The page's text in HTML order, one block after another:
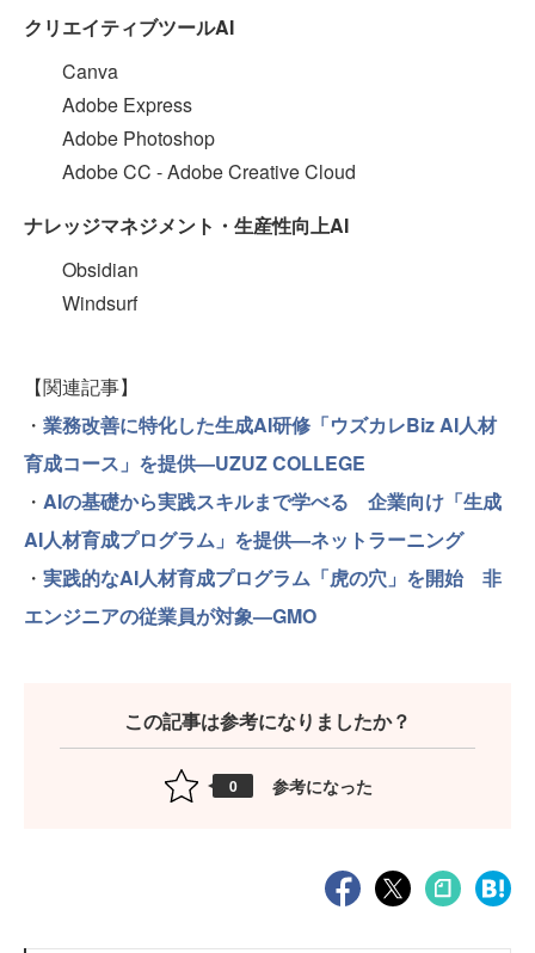
クリエイティブツールAI
Canva
Adobe Express
Adobe Photoshop
Adobe CC - Adobe Creative Cloud
ナレッジマネジメント・生産性向上AI
Obsidian
Windsurf
【関連記事】
・ 業務改善に特化した生成AI研修「ウズカレBiz AI人材
育成コース」を提供—UZUZ COLLEGE
・ AIの基礎から実践スキルまで学べる 企業向け「生成
AI人材育成プログラム」を提供—ネットラーニング
・ 実践的なAI人材育成プログラム「虎の穴」を開始 非
エンジニアの従業員が対象—GMO
この記事は参考になりましたか？
0 参考になった